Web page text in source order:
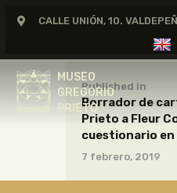
CALLE UNIÓN, 10.
MUSEO
GREGORIO
PRIETO
GREGORIO
MUSEO
ARCHIVO
Published in
Borrador de
Prieto a Fleur
cuestionario
7 febrero, 2019